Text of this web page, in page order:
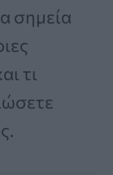
σημεία
τι